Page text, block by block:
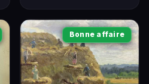
Bonne affaire